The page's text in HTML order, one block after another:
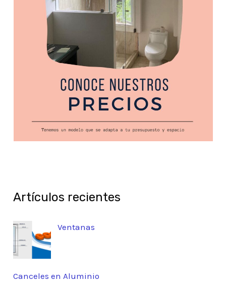
Artículos recientes
Ventanas
Canceles en Aluminio